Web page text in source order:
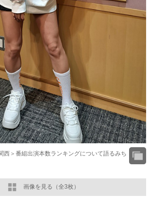
画像を見る（全3枚）
西＞番組出演本数ランキングについて語るみち